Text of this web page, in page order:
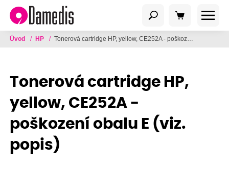
Úvod / HP / Tonerová cartridge HP, yellow, CE252A - poškození obalu E (viz. popis)
Tonerová cartridge HP,
yellow, CE252A -
poškození obalu E (viz.
popis)